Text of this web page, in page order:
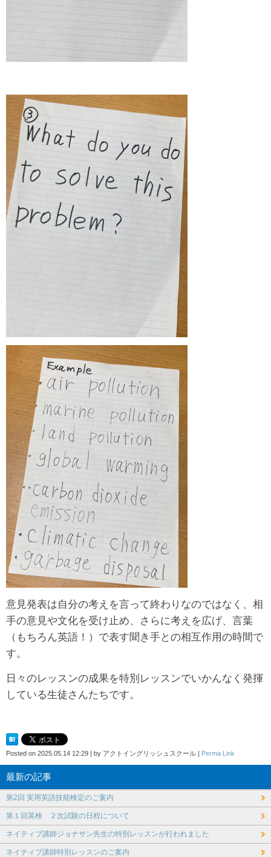
意見発表は自分の考えを言って終わりなのではなく、相
手の意見や文化を受け止め、さらに考えを広げ、言葉
（もちろん英語！）で表す聞き手との相互作用の時間で
す。
日々のレッスンの成果を特別レッスンでいかんなく発揮
している生徒さんたちです。
Posted on 2025.05.14 12:29 | by アクトイングリッシュスクール | Perma Link
最新の記事
第2回 実用英語技能検定のご案内
第１回英検 ２次試験の日程について
ネイティブ講師ジョナサン先生の特別レッスンが行われました
ネイティブ講師特別レッスンのご案内